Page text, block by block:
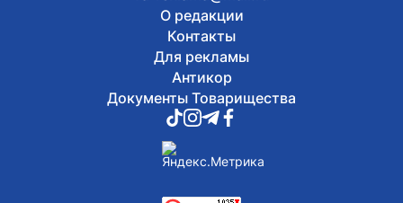
О редакции
Контакты
Для рекламы
Антикор
Документы Товарищества